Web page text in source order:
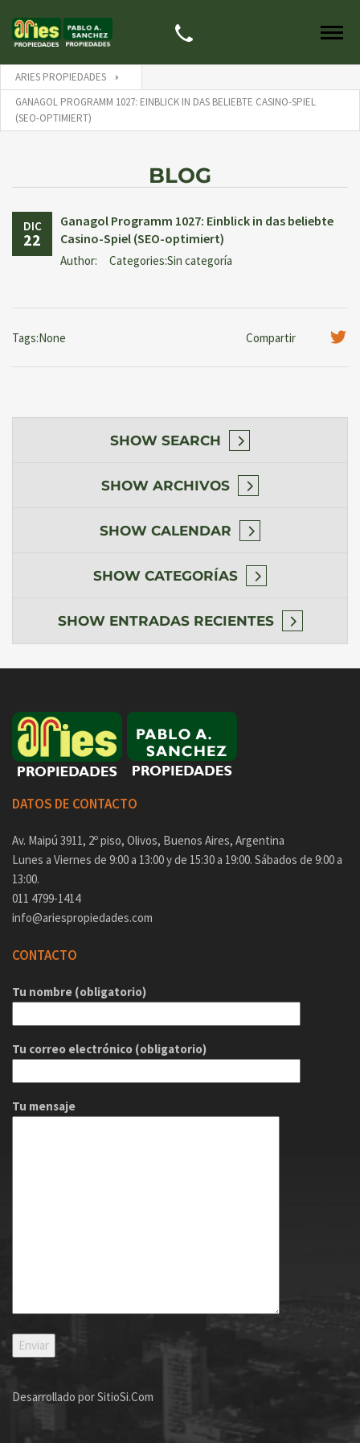
ARIES PROPIEDADES
GANAGOL PROGRAMM 1027: EINBLICK IN DAS BELIEBTE CASINO-SPIEL
(SEO-OPTIMIERT)
BLOG
DIC
22
Ganagol Programm 1027: Einblick in das beliebte
Casino-Spiel (SEO-optimiert)
Author: Categories:Sin categoría
Compartir
Tags:None
SHOW SEARCH
SHOW ARCHIVOS
SHOW CALENDAR
SHOW CATEGORÍAS
SHOW ENTRADAS RECIENTES
DATOS DE CONTACTO
Av. Maipú 3911, 2º piso, Olivos, Buenos Aires, Argentina
Lunes a Viernes de 9:00 a 13:00 y de 15:30 a 19:00. Sábados de 9:00 a
13:00.
011 4799-1414
info@ariespropiedades.com
CONTACTO
Tu nombre (obligatorio)
Tu correo electrónico (obligatorio)
Tu mensaje
Desarrollado porSitioSi.Com